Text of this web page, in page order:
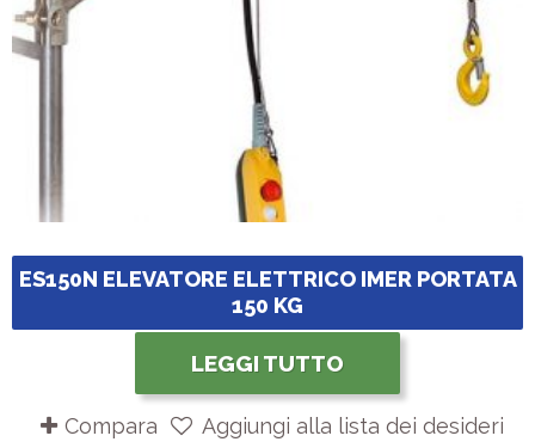
ES150N ELEVATORE ELETTRICO IMER PORTATA
150 KG
LEGGI TUTTO
Compara Aggiungi alla lista dei desideri